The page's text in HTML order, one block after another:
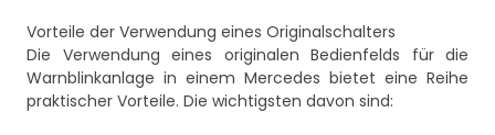
Vorteile der Verwendung eines Originalschalters
Die Verwendung eines originalen Bedienfelds für die
Warnblinkanlage in einem Mercedes bietet eine Reihe
praktischer Vorteile. Die wichtigsten davon sind: